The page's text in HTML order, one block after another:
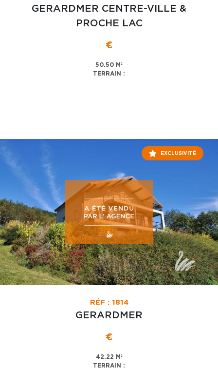
GERARDMER CENTRE-VILLE &
PROCHE LAC
€
50.50 M²
TERRAIN :
EXCLUSIVITÉ
RÉF : 1814
GERARDMER
€
42.22 M²
TERRAIN :